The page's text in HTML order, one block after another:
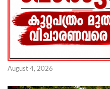
August 4, 2026